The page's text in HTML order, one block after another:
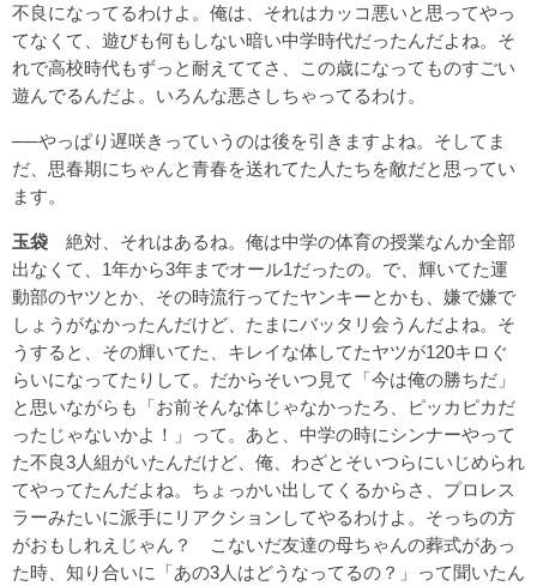
不良になってるわけよ。俺は、それはカッコ悪いと思ってやっ
てなくて、遊びも何もしない暗い中学時代だったんだよね。そ
れで高校時代もずっと耐えててさ、この歳になってものすごい
遊んでるんだよ。いろんな悪さしちゃってるわけ。
──やっぱり遅咲きっていうのは後を引きますよね。そしてま
だ、思春期にちゃんと青春を送れてた人たちを敵だと思ってい
ます。
玉袋 絶対、それはあるね。俺は中学の体育の授業なんか全部
出なくて、1年から3年までオール1だったの。で、輝いてた運
動部のヤツとか、その時流行ってたヤンキーとかも、嫌で嫌で
しょうがなかったんだけど、たまにバッタリ会うんだよね。そ
うすると、その輝いてた、キレイな体してたヤツが120キロぐ
らいになってたりして。だからそいつ見て「今は俺の勝ちだ」
と思いながらも「お前そんな体じゃなかったろ、ピッカピカだ
ったじゃないかよ！」って。あと、中学の時にシンナーやって
た不良3人組がいたんだけど、俺、わざとそいつらにいじめられ
てやってたんだよね。ちょっかい出してくるからさ、プロレス
ラーみたいに派手にリアクションしてやるわけよ。そっちの方
がおもしれえじゃん？ こないだ友達の母ちゃんの葬式があっ
た時、知り合いに「あの3人はどうなってるの？」って聞いたん